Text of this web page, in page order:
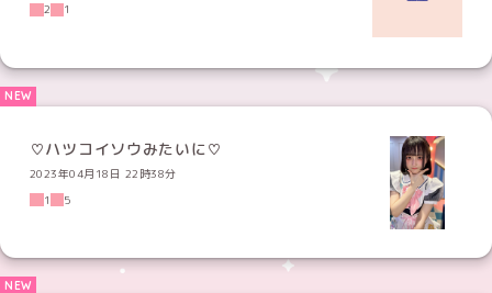
2
1
♡ハツコイソウみたいに♡
2023年04月18日 22時38分
1
5